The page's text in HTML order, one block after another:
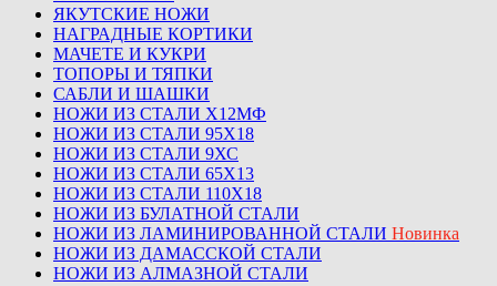
ЯКУТСКИЕ НОЖИ
НАГРАДНЫЕ КОРТИКИ
МАЧЕТЕ И КУКРИ
ТОПОРЫ И ТЯПКИ
САБЛИ И ШАШКИ
НОЖИ ИЗ СТАЛИ Х12МФ
НОЖИ ИЗ СТАЛИ 95Х18
НОЖИ ИЗ СТАЛИ 9ХС
НОЖИ ИЗ СТАЛИ 65Х13
НОЖИ ИЗ СТАЛИ 110Х18
НОЖИ ИЗ БУЛАТНОЙ СТАЛИ
НОЖИ ИЗ ЛАМИНИРОВАННОЙ СТАЛИ Новинка
НОЖИ ИЗ ДАМАССКОЙ СТАЛИ
НОЖИ ИЗ АЛМАЗНОЙ СТАЛИ